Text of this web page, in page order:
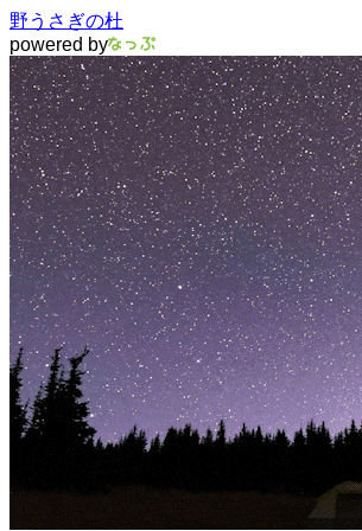
野うさぎの杜
powered by